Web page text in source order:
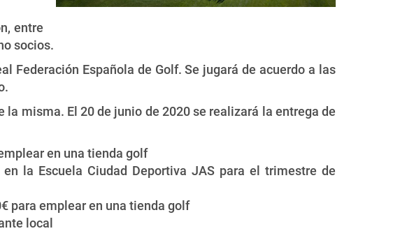
entre
socios.
Federación Española de Golf. Se jugará de acuerdo a las
misma. El 20 de junio de 2020 se realizará la entrega de
en una tienda golf
la Escuela Ciudad Deportiva JAS para el trimestre de
para emplear en una tienda golf
local